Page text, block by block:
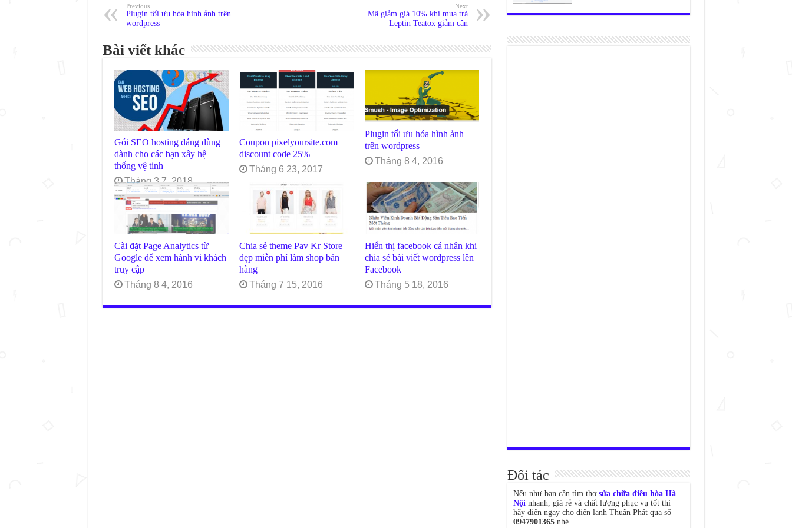
Previous
Plugin tối ưu hóa hình ảnh trên
wordpress
Next
Mã giảm giá 10% khi mua trà
Leptin Teatox giảm cân
Bài viết khác
Gói SEO hosting đáng dùng
dành cho các bạn xây hệ
thống vệ tinh
Tháng 3 7, 2018
Coupon pixelyoursite.com
discount code 25%
Tháng 6 23, 2017
Plugin tối ưu hóa hình ảnh
trên wordpress
Tháng 8 4, 2016
Cài đặt Page Analytics từ
Google để xem hành vi khách
truy cập
Tháng 8 4, 2016
Chia sẻ theme Pav Kr Store
đẹp miễn phí làm shop bán
hàng
Tháng 7 15, 2016
Hiển thị facebook cá nhân khi
chia sẻ bài viết wordpress lên
Facebook
Tháng 5 18, 2016
Đối tác
Nếu như bạn cần tìm thợ sửa chữa điều hòa Hà
Nộinhanh, giá rẻ và chất lượng phục vụ tốt thì
hãy điện ngay cho điện lạnh Thuận Phát qua số
0947901365nhé.